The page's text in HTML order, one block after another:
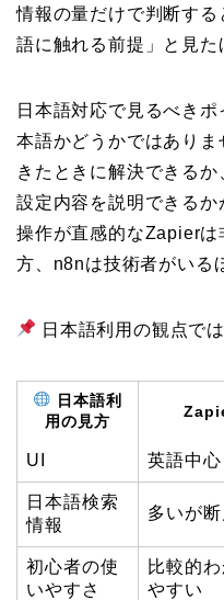
情報の量だけで判断す
語に触れる前提」と見た
日本語対応で見るべき
本語かどうかではあり
きたときに解決できるか
設定内容を説明できるか
操作が直感的なZapierは
方、n8nは技術者がいる
日本語利用の観点で
日本語利
用の見方
UI 英語中心
日本語検索
情報
多いが
初心者の使
いやすさ
比較的わ
やすい